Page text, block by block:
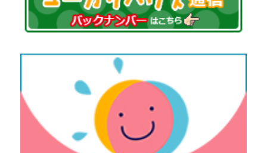
自分で鬼は倒せないと思った子どもたちは、豆を使
に退治してもらっていました
保育士の背中に隠れている子どもたちが沢山で、そ
の背中に隠れている子どもたちの、さらに背中に隠
れたりと、保育士の後ろに団子が出来上がっていま